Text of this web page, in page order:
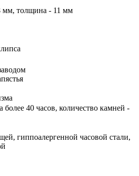
мм, толщина - 11 мм
более 40 часов, количество камней -
гиппоалергенной часовой стали,